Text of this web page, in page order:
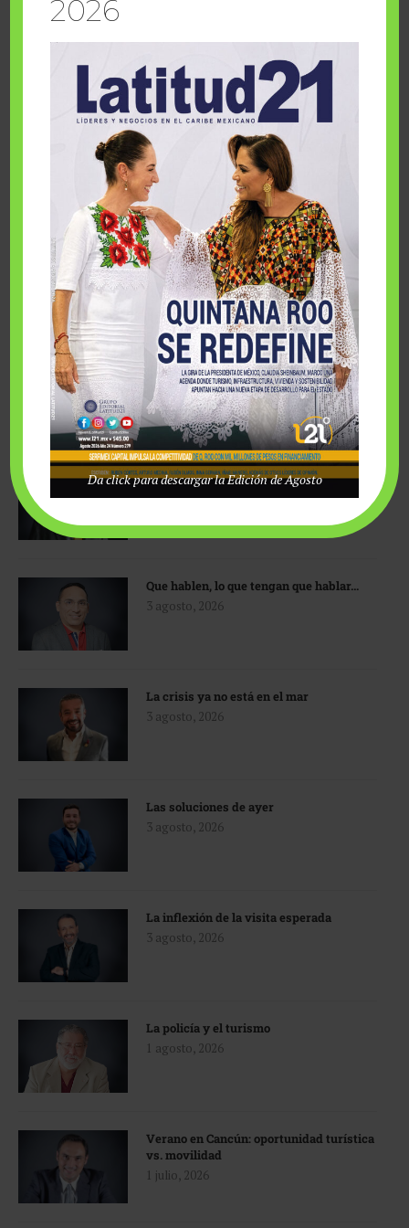
3 agosto, 2026
IA en empresas de cincuentones
3 agosto, 2026
TMEC y turismo
3 agosto, 2026
Un respiro para el Caribe mexicano
3 agosto, 2026
Sherlock Holmes y la IA
3 agosto, 2026
Que hablen, lo que tengan que hablar…
3 agosto, 2026
La crisis ya no está en el mar
3 agosto, 2026
Las soluciones de ayer
3 agosto, 2026
La inflexión de la visita esperada
3 agosto, 2026
La policía y el turismo
1 agosto, 2026
Verano en Cancún: oportunidad turística
vs. movilidad
1 julio, 2026
2026
Da click para descargar la Edición de Agosto